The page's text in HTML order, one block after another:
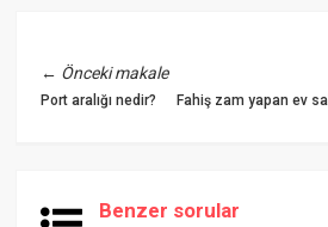
← Önceki makale
Port aralığı nedir? Fahiş zam yapan ev
Benzer sorular